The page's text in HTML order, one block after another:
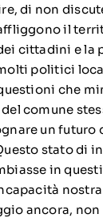
di non
il
cittadini e la
politici
che
comune
un futuro
stato di
in
ancora, non